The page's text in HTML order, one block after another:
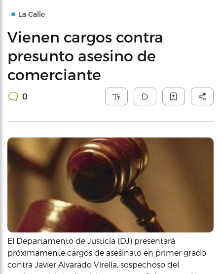
La Calle
Vienen cargos contra
presunto asesino de
comerciante
0
El Departamento de Justicia (DJ) presentará
próximamente cargos de asesinato en primer grado
contra Javier Alvarado Virella, sospechoso del